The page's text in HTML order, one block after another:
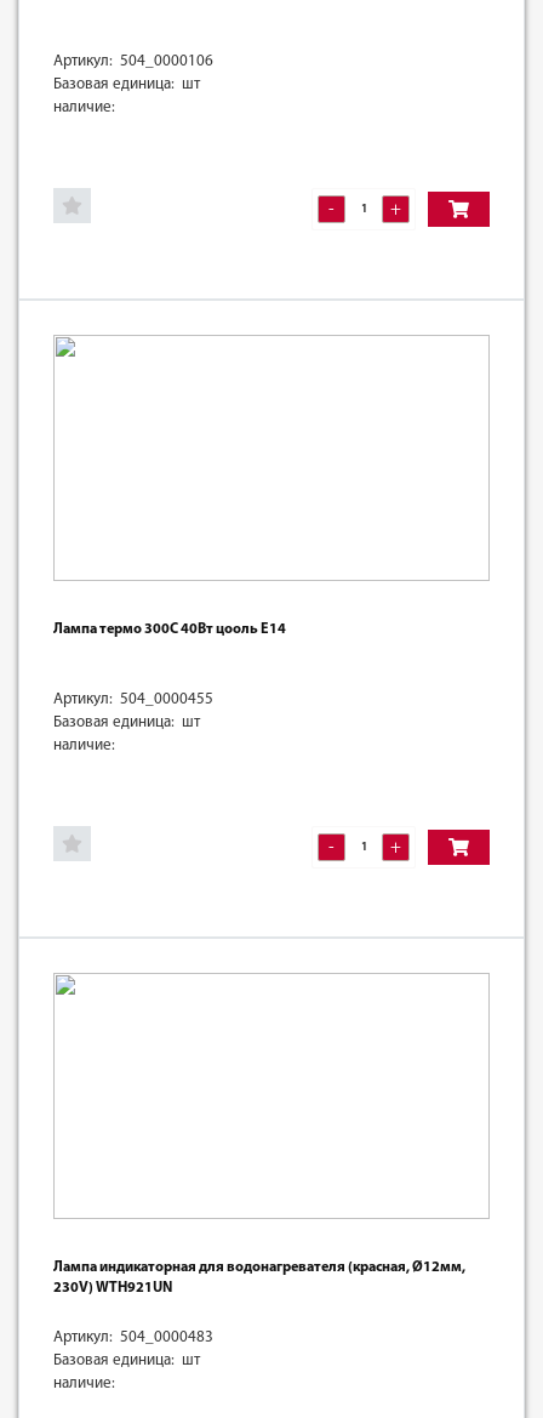
Артикул: 504_0000106
Базовая единица: шт
наличие:
- +
Лампа термо 300С 40Вт цооль Е14
Артикул: 504_0000455
Базовая единица: шт
наличие:
- +
Лампа индикаторная для водонагревателя (красная, Ø12мм,
230V) WTH921UN
Артикул: 504_0000483
Базовая единица: шт
наличие: